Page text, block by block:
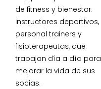
de fitness y bienestar:
instructores deportivos,
personal trainers y
fisioterapeutas, que
trabajan día a día para
mejorar la vida de sus
socias.